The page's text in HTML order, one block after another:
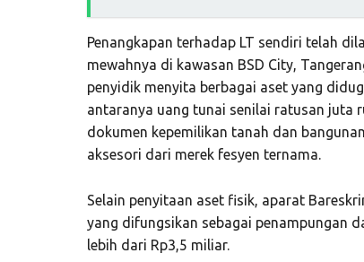
Penangkapan terhadap LT sendiri telah
mewahnya di kawasan BSD City,
penyidik menyita berbagai aset yang
antaranya uang tunai senilai ratusan juta
dokumen kepemilikan tanah dan
aksesori dari merek fesyen ternama.
Selain penyitaan aset fisik, aparat
yang difungsikan sebagai penampungan
lebih dari Rp3,5 miliar.